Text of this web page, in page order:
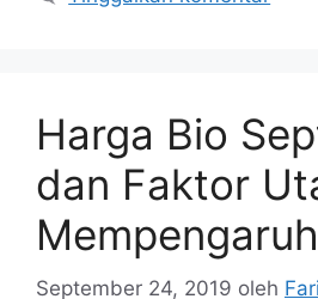
Harga Bio
dan Faktor
September 24, 2019 oleh